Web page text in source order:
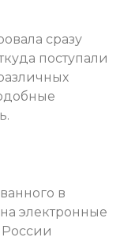
сразу
поступали
в
электронные